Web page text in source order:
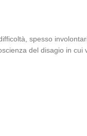
spesso
del disagio in cui